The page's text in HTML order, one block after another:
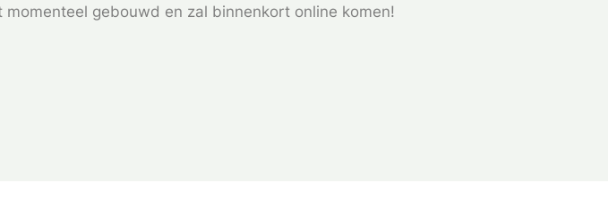
gebouwd en zal binnenkort online komen!